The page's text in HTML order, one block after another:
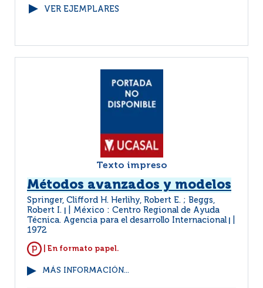
VER EJEMPLARES
Texto impreso
Métodos avanzados y modelos
Springer, Clifford H. Herlihy, Robert E. ; Beggs,
Robert I.
México : Centro Regional de Ayuda
Técnica. Agencia para el desarrollo Internacional
1972
| En formato papel.
MÁS INFORMACIÓN...